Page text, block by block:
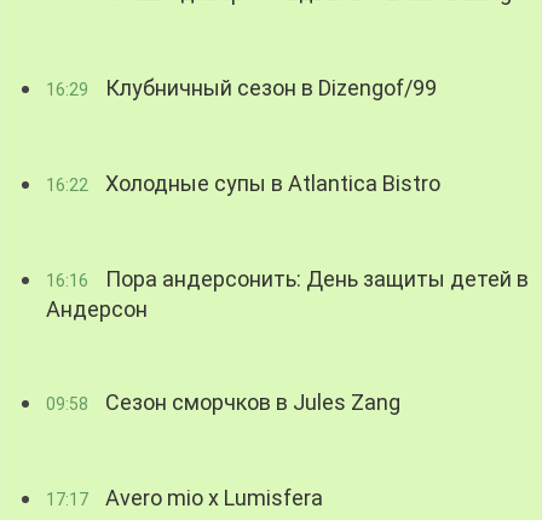
16:29 Клубничный сезон в Dizengof/99
16:22 Холодные супы в Atlantica Bistro
16:16
Пора андерсонить: День защиты детей в
Андерсон
09:58 Сезон сморчков в Jules Zang
17:17 Avero mio x Lumisfera